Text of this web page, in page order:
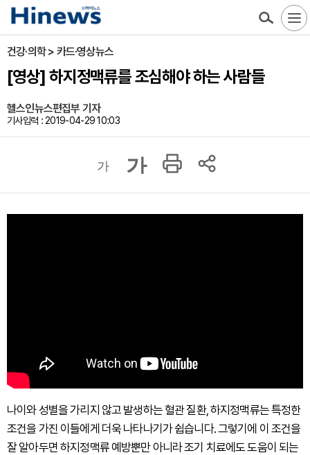
건강·의학 > 카드·영상뉴스
[영상] 하지정맥류를 조심해야 하는 사람들
헬스인뉴스편집부 기자
기사입력 : 2019-04-29 10:03
가 가
나이와 성별을 가리지 않고 발생하는 혈관 질환, 하지정맥류는 특정한
조건을 가진 이들에게 더욱 나타나기가 쉽습니다. 그렇기에 이 조건을
잘 알아두면 하지정맥류 예방뿐만 아니라 조기 치료에도 도움이 되는